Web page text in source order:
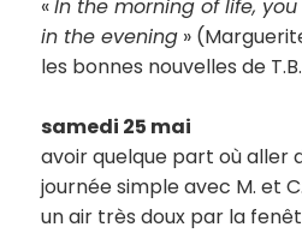
«In the morning of life,
in the evening »
les bonnes nouvelles de T.B.
samedi 25 mai
avoir quelque part où aller
journée simple avec M. et C.
un air très doux par la